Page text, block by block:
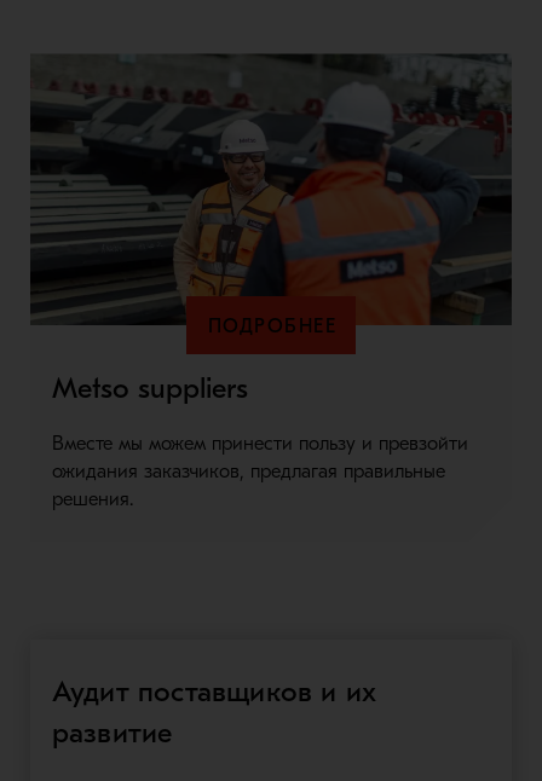
ПОДРОБНЕЕ
Metso suppliers
Вместе мы можем принести пользу и превзойти
ожидания заказчиков, предлагая правильные
решения.
Аудит поставщиков и их
развитие